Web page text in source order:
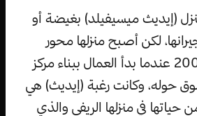
(إيديث ميسيفيلد) بغيضة أو
لكن أصبح منزلها محور
جدل كبير في عام 2006 عندما بدأ العمال ببناء مركز
حوله، وكانت رغبة (إيديث) هي
حياتها في منزلها الريفي والذي